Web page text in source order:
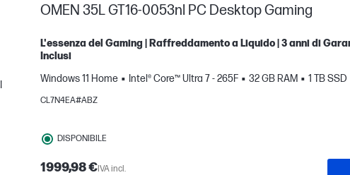
OMEN 35L GT16-0053nl PC Desktop Gaming
L'essenza del Gaming | Raffreddamento a Liquido | 3 anni di
Inclusi
Windows 11 Home
Intel® Core™ Ultra 7 - 265F 32 GB RAM 1 TB SSD
CL7N4EA#ABZ
DISPONIBILE
1999,98 €IVA incl.